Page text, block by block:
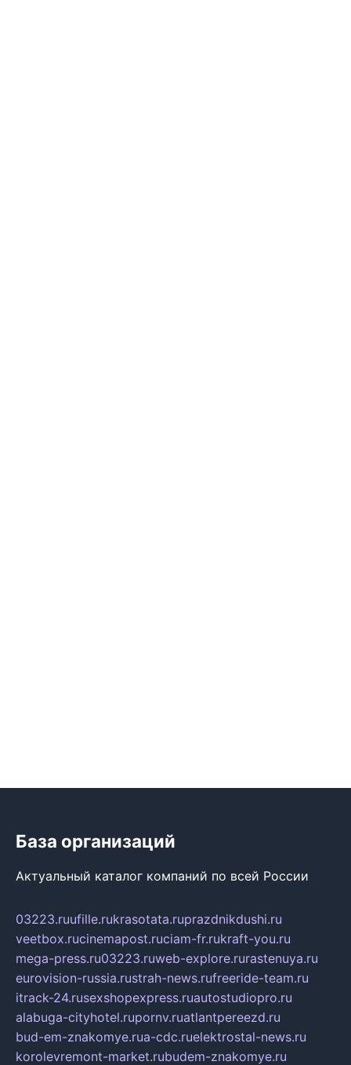
База организаций
Актуальный каталог компаний по всей России
03223.ruufille.rukrasotata.ruprazdnikdushi.ru
veetbox.rucinemapost.ruciam-fr.rukraft-you.ru
mega-press.ru03223.ruweb-explore.rurastenuya.ru
eurovision-russia.rustrah-news.rufreeride-team.ru
itrack-24.rusexshopexpress.ruautostudiopro.ru
alabuga-cityhotel.rupornv.ruatlantpereezd.ru
bud-em-znakomye.rua-cdc.ruelektrostal-news.ru
korolevremont-market.rubudem-znakomye.ru